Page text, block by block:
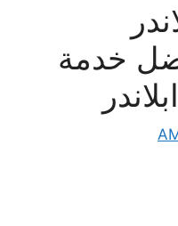
افضل خدمة